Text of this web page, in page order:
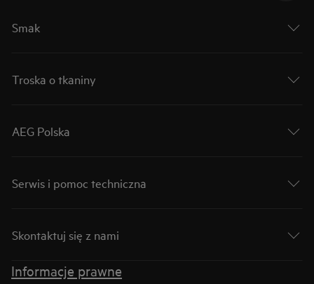
Smak
Troska o tkaniny
AEG Polska
Serwis i pomoc techniczna
Skontaktuj się z nami
Informacje prawne